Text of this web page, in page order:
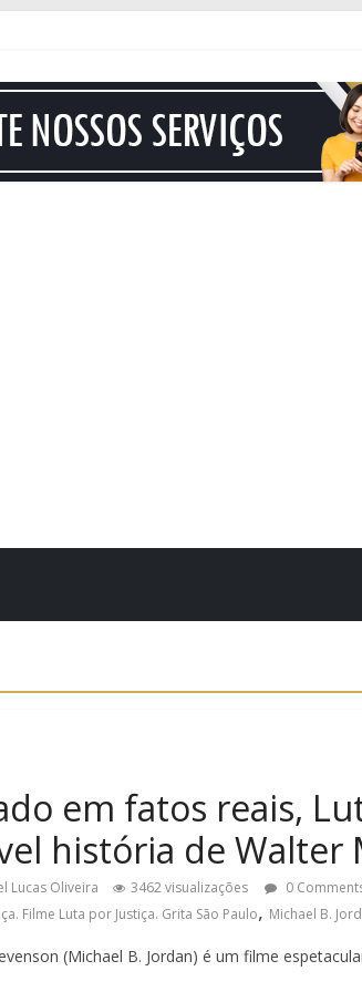
em fatos reais,
história de Walter
Lucas Oliveira 3462 visualizações 0
Filme Luta por Justiça. Grita São Paulo, Michael B.
(Michael B. Jordan) é um filme